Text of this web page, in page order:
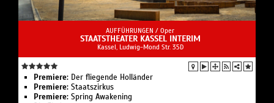
AUFFÜHRUNGEN / Oper
STAATSTHEATER KASSEL INTERIM
Kassel, Ludwig-Mond Str. 35D
Premiere: Der fliegende Holländer
Premiere: Staatszirkus
Premiere: Spring Awakening